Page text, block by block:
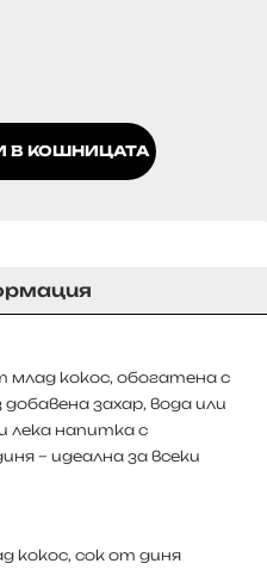
В КОШНИЦАТА
млад кокос, обогатена с
захар, вода или
лека напитка с
– идеална за всеки
кокос, сок от диня